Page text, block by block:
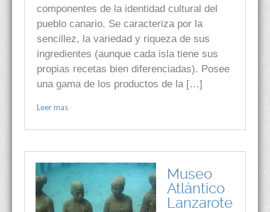
componentes de la identidad cultural del
pueblo canario. Se caracteriza por la
sencillez, la variedad y riqueza de sus
ingredientes (aunque cada isla tiene sus
propias recetas bien diferenciadas). Posee
una gama de los productos de la […]
Leer mas
Museo
Atlántico
Lanzarote